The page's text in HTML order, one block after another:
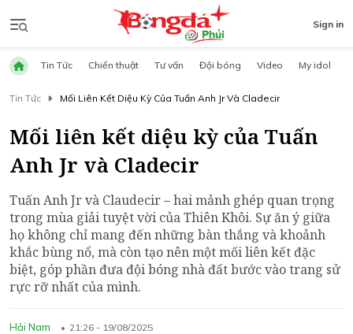
Sign in
Tin Tức Chiến thuật Tư vấn Đội bóng Video My idol
Tin Tức Mối Liên Kết Diệu Kỳ Của Tuấn Anh Jr Và Cladecir
Mối liên kết diệu kỳ của Tuấn
Anh Jr và Cladecir
Tuấn Anh Jr và Claudecir – hai mảnh ghép quan trọng
trong mùa giải tuyệt vời của Thiên Khôi. Sự ăn ý giữa
họ không chỉ mang đến những bàn thắng và khoảnh
khắc bùng nổ, mà còn tạo nên một mối liên kết đặc
biệt, góp phần đưa đội bóng nhà đất bước vào trang sử
rực rỡ nhất của mình.
Hải Nam 21:26 - 19/08/2025